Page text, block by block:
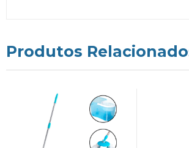
Produtos